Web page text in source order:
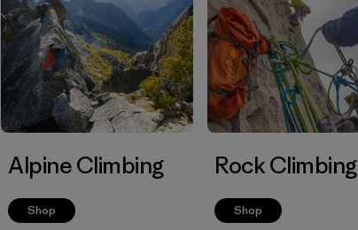
Filtrar por
Volume
Alpine Climbing
Shop
Rock Climbing
Shop